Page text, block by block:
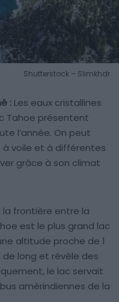
Shutterstock – Slimkhdr
: Les eaux cristallines
Tahoe présentent
l’année. On peut
à voile et à différentes
grâce à son climat
la frontière entre la
est le plus grand lac
altitude proche de 1
de long et révèle des
le lac servait
amérindiennes de la